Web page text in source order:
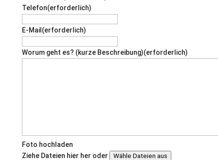
Telefon(erforderlich)
E-Mail(erforderlich)
Worum geht es? (kurze Beschreibung)(erforderlich)
Foto hochladen
Ziehe Dateien hier her oder
Wähle Dateien aus